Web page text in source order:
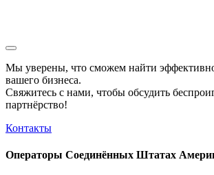
Мы уверены, что сможем найти
вашего бизнеса.
Свяжитесь с нами, чтобы обсудить
партнёрство!
Контакты
Операторы Соединённых Штатах